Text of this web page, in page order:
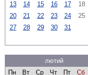
13
14 15 16 17 18
20
21 22 23 24 25
27
28 29 30 31
лютий
Пн
Вт Ср Чт Пт Сб